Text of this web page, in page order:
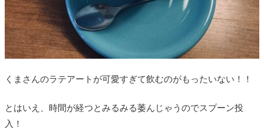
くまさんのラテアートが可愛すぎて飲むのがもったいない！！
とはいえ、時間が経つとみるみる萎んじゃうのでスプーン投
入！